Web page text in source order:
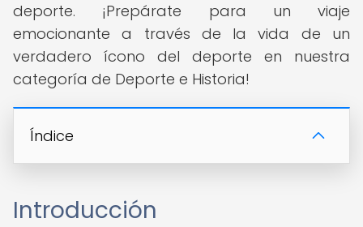
deporte. ¡Prepárate para un viaje
emocionante a través de la vida de un
verdadero ícono del deporte en nuestra
categoría de Deporte e Historia!
Índice
Introducción